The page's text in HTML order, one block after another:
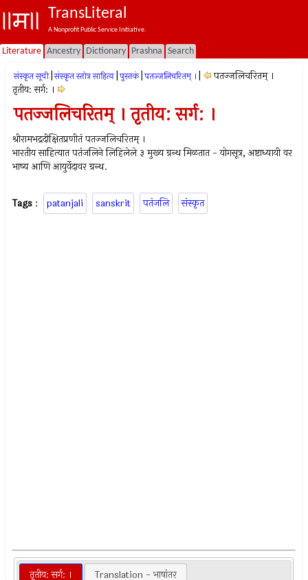
TransLiteral
A Nonprofit Public Service Initiative.
Literature Ancestry Dictionary Prashna Search
संस्कृत सूची संस्कृत स्तोत्र साहित्य पुस्तकं पतज्जलिचरितम् ।
पतज्जलिचरितम् ।
तृतीय: सर्ग: ।
पतज्जलिचरितम् । तृतीय: सर्ग: ।
श्रीरामभद्रदीक्षितप्रणीतं पतज्जलिचरितम् ।
भारतीय साहित्यात पतंजलिने लिहिलेले ३ मुख्य ग्रन्थ मिळतात - योगसूत्र, अष्टाध्यायी वर
भाष्य आणि आयुर्वेदावर ग्रन्थ.
Tags : patanjali sanskrit पतंजलि संस्कृत
तृतीय: सर्ग: । Translation - भाषांतर